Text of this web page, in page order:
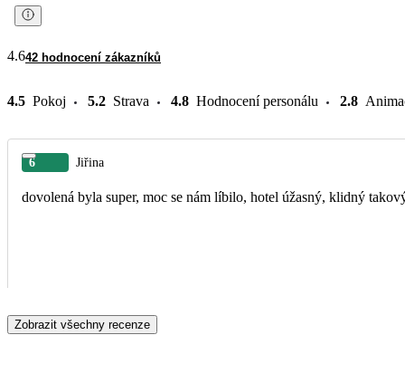
4.642 hodnocení zákazníků
4.5 Pokoj 5.2 Strava 4.8 Hodnocení personálu 2.8
6 Jiřina
dovolená byla super, moc se nám líbilo, hotel úžasný, klidný
Zobrazit všechny recenze